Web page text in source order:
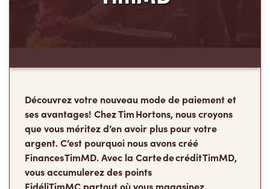
ses avantages! Chez Tim Hortons, nous croyons
que vous méritez d’en avoir plus pour votre
argent. C’est pourquoi nous avons créé
Finances TimMD. Avec la Carte de crédit TimMD,
vous accumulerez des points
FidéliTimMC partout où vous magasinez.